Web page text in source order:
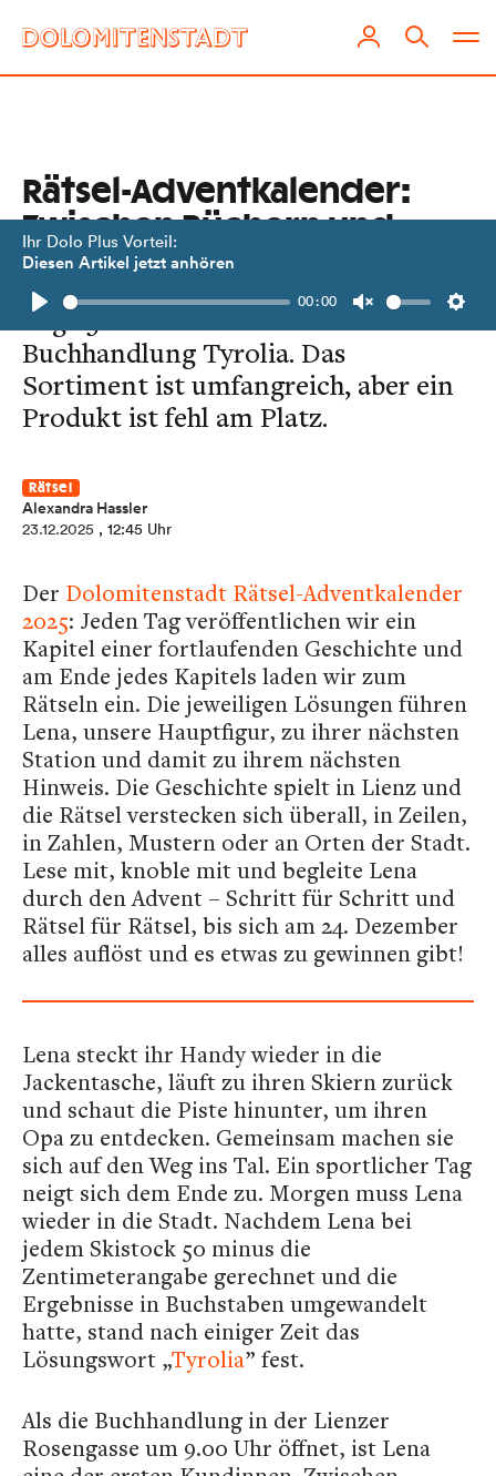
Ihr Dolo Plus Vorteil:
Diesen Artikel jetzt anhören
Play
00:00
Unmute
Rätsel-Adventkalender:
Zwischen Büchern und
Deko
Tag 23: Lena steht in der
Buchhandlung Tyrolia. Das
Sortiment ist umfangreich, aber ein
Produkt ist fehl am Platz.
Rätsel
Alexandra Hassler
23.12.2025 , 12:45 Uhr
Der Dolomitenstadt Rätsel-Adventkalender
2025: Jeden Tag veröffentlichen wir ein
Kapitel einer fortlaufenden Geschichte und
am Ende jedes Kapitels laden wir zum
Rätseln ein. Die jeweiligen Lösungen führen
Lena, unsere Hauptfigur, zu ihrer nächsten
Station und damit zu ihrem nächsten
Hinweis. Die Geschichte spielt in Lienz und
die Rätsel verstecken sich überall, in Zeilen,
in Zahlen, Mustern oder an Orten der Stadt.
Lese mit, knoble mit und begleite Lena
durch den Advent – Schritt für Schritt und
Rätsel für Rätsel, bis sich am 24. Dezember
alles auflöst und es etwas zu gewinnen gibt!
Lena steckt ihr Handy wieder in die
Jackentasche, läuft zu ihren Skiern zurück
und schaut die Piste hinunter, um ihren
Opa zu entdecken. Gemeinsam machen sie
sich auf den Weg ins Tal. Ein sportlicher Tag
neigt sich dem Ende zu. Morgen muss Lena
wieder in die Stadt. Nachdem Lena bei
jedem Skistock 50 minus die
Zentimeterangabe gerechnet und die
Ergebnisse in Buchstaben umgewandelt
hatte, stand nach einiger Zeit das
Lösungswort „Tyrolia” fest.
Als die Buchhandlung in der Lienzer
Rosengasse um 9.00 Uhr öffnet, ist Lena